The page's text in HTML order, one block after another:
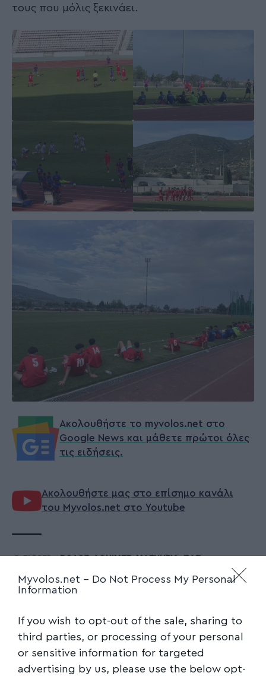
Myvolos.net - Do Not Process My Personal
Information
If you wish to opt-out of the sale, sharing to
third parties, or processing of your personal
or sensitive information for targeted
advertising by us, please use the below opt-
τους που μόλις ξεκινάει.
Ακολουθήστε το myvolos.net στο
Google News και μάθετε πρώτοι όλες
τις ειδήσεις.
Ακολουθήστε μας στο επίσημο κανάλι
του Myvolos.net στο Youtube
TAGGED: ΒΟΛΟΣ,ΔΟΚΙΜΕΣ,ΜΑΓΝΗΣΙΑ,ΠΑΕ,
Facebook